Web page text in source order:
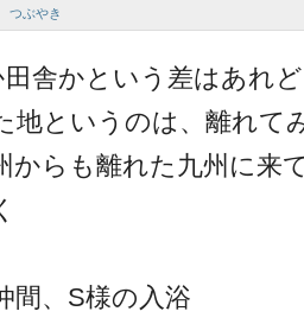
つぶやき
舎かという差はあれ
地というのは、離れて
からも離れた九州に来
間、S様の入浴